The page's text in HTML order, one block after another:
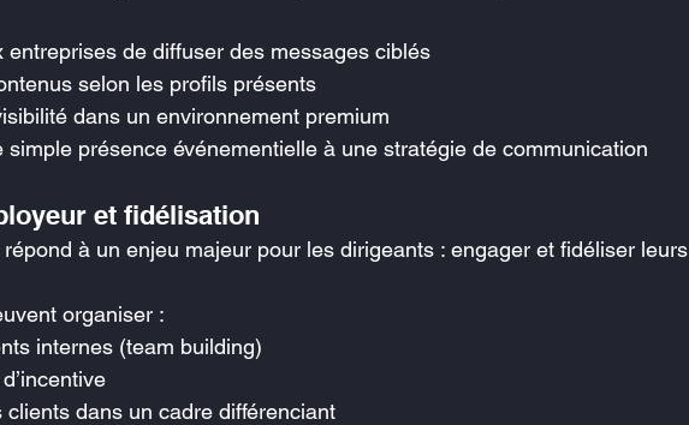
entreprises de diffuser des messages ciblés
selon les profils présents
dans un environnement premium
simple présence événementielle à une stratégie de communication
et fidélisation
à un enjeu majeur pour les dirigeants : engager et fidéliser leurs
organiser :
internes (team building)
clients dans un cadre différenciant